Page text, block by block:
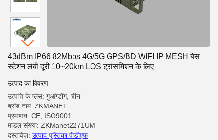
43dBm IP66 82Mbps 4G/5G GPS/BD WIFI IP MESH बेस
स्टेशन लंबी दूरी 10~20km LOS ट्रांसमिशन के लिए
उत्पाद का विवरण
उत्पत्ति के प्लेस: गुआंग्डोंग, चीन
ब्रांड नाम: ZKMANET
प्रमाणन: CE, ISO9001
मॉडल संख्या: ZKManet2271UM
दस्तावेज़: उत्पाद पुस्तिका पीडीएफ